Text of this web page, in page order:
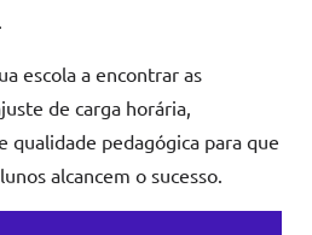
escola a encontrar as
de carga horária,
qualidade pedagógica para que
alcancem o sucesso.